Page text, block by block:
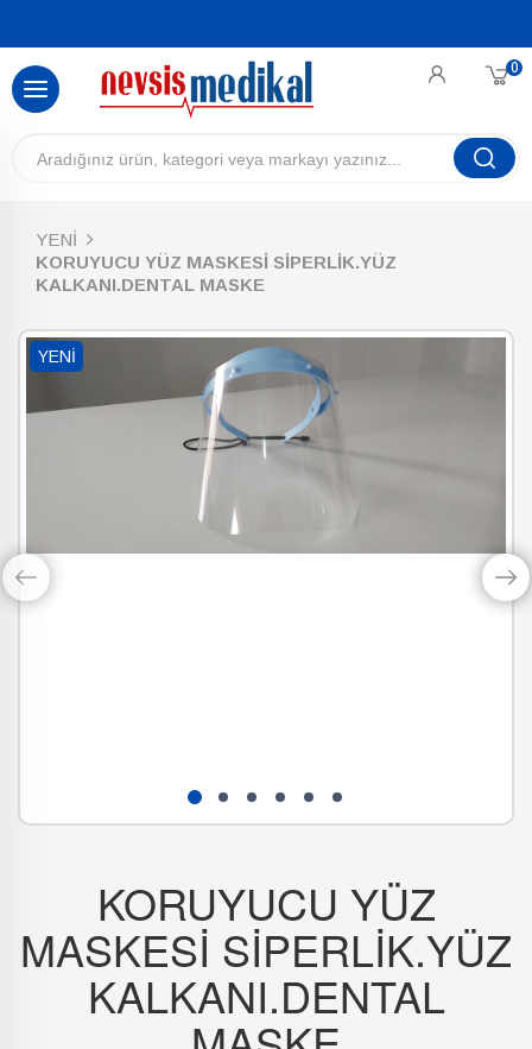
0
YENİ
KORUYUCU YÜZ MASKESİ SİPERLİK.YÜZ
KALKANI.DENTAL MASKE
YENI
KORUYUCU YÜZ
MASKESİ SİPERLİK.YÜZ
KALKANI.DENTAL